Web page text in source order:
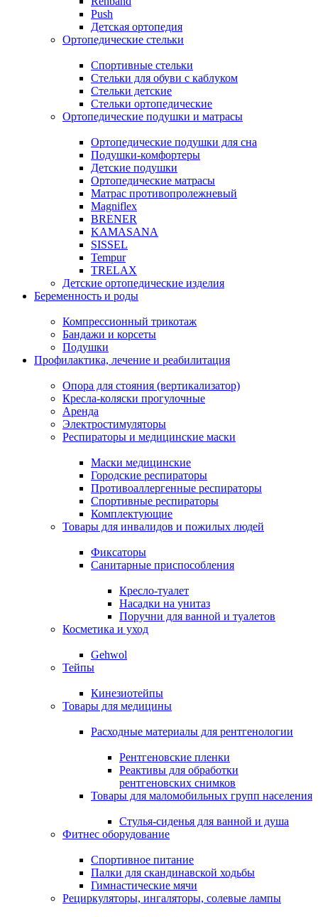
Push
Детская ортопедия
Ортопедические стельки
Спортивные стельки
Стельки для обуви с каблуком
Стельки детские
Стельки ортопедические
Ортопедические подушки и матрасы
Ортопедические подушки для сна
Подушки-комфортеры
Детские подушки
Ортопедические матрасы
Матрас противопролежневый
Magniflex
BRENER
KAMASANA
SISSEL
Tempur
TRELAX
Детские ортопедические изделия
Беременность и роды
Компрессионный трикотаж
Бандажи и корсеты
Подушки
Профилактика, лечение и реабилитация
Опора для стояния (вертикализатор)
Кресла-коляски прогулочные
Аренда
Электростимуляторы
Респираторы и медицинские маски
Маски медицинские
Городские респираторы
Противоаллергенные респираторы
Спортивные респираторы
Комплектующие
Товары для инвалидов и пожилых людей
Фиксаторы
Санитарные приспособления
Кресло-туалет
Насадки на унитаз
Поручни для ванной и туалетов
Косметика и уход
Gehwol
Тейпы
Кинезиотейпы
Товары для медицины
Расходные материалы для рентгенологии
Рентгеновские пленки
Реактивы для обработки
рентгеновских снимков
Товары для маломобильных групп населения
Стулья-сиденья для ванной и душа
Фитнес оборудование
Спортивное питание
Палки для скандинавской ходьбы
Гимнастические мячи
Рециркуляторы, ингаляторы, солевые лампы